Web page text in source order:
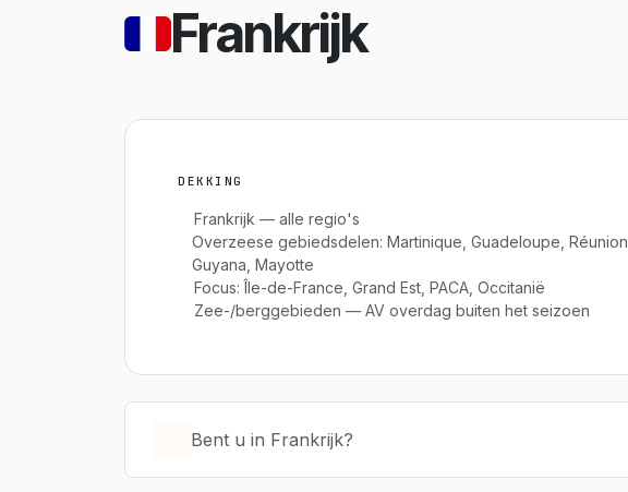
Frankrijk
DEKKING
Frankrijk — alle regio's
Overzeese gebiedsdelen: Martinique, Guadeloupe, Réunion,
Guyana, Mayotte
Focus: Île-de-France, Grand Est, PACA, Occitanië
Zee-/berggebieden — AV overdag buiten het seizoen
Bent u in Frankrijk?